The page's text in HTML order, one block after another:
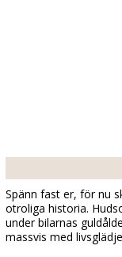
Spänn fast er, för nu
otroliga historia.
under bilarnas
massvis med